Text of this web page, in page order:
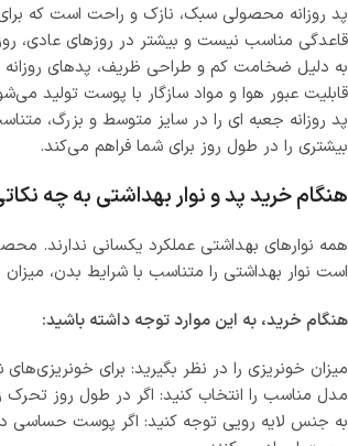
پد روزانه محصولی سبک، نازک و راحت است که
قاعدگی مناسب نیست و بیشتر در روزهای عادی،
به دلیل ضخامت کم و طراحی ظریف، پدهای
قابلیت عبور هوا و مواد سازگار با پوست تولید
پد روزانه جعبه‌ ای را در سایز متوسط و بزرگ،
بیشتری را در طول روز برای شما فراهم می‌کند.
هنگام خرید پد و نوار بهداشتی به چه
همه نوارهای بهداشتی عملکرد یکسانی ندارند.
است نوار بهداشتی را متناسب با شرایط بدن،
هنگام خرید، به این موارد توجه داشته باشید:
میزان خونریزی را در نظر بگیرید: برای
مدل مناسب را انتخاب کنید: اگر در طول روز تحرک
به جنس لایه رویی توجه کنید: اگر پوست حساسی